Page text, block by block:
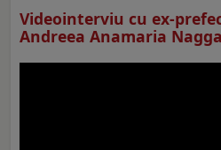
Videointerviu cu ex-
Andreea Anamaria